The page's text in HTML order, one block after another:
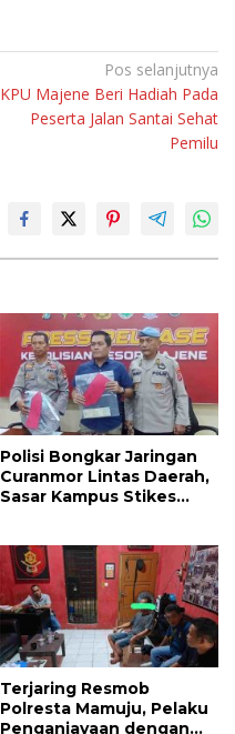
Pos selanjutnya
KPU Majene Beri Hadiah Pada
Peserta Jalan Santai Sehat
Pemilu
Polisi Bongkar Jaringan
Curanmor Lintas Daerah,
Sasar Kampus Stikes
Terjaring Resmob
Polresta Mamuju, Pelaku
Penganiayaan dengan